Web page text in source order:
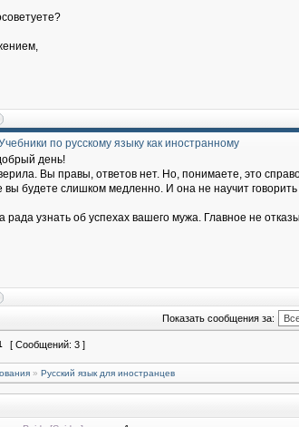
по русскому языку как иностранному
день!
Вы правы, ответов нет. Но, понимаете, это
вы будете слишком медленно. И она не научит
рада узнать об успехах вашего мужа. Главное не
Показать сообщения за:
[ Сообщений: 3 ]
» Русский язык для иностранцев